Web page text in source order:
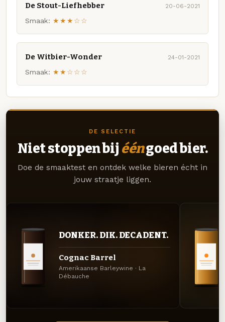
De Stout-Liefhebber 20-06-2021
Smaak: ★★★☆☆
De Witbier-Wonder 24-01-2021
Smaak: ★★☆☆☆
DE SELECTIE
Niet stoppen bij ééngoed bier.
Doe de smaaktest en ontdek welke bieren écht in
jouw straatje liggen.
DONKER. DIK. DECADENT.
Cognac Barrel
Amerikaanse Barleywine · La
Débauche